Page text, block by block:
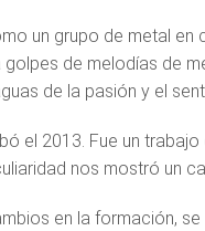
un grupo de metal
de melodías de
de la pasión y el
el 2013. Fue un
nos mostró un
en la formación, se